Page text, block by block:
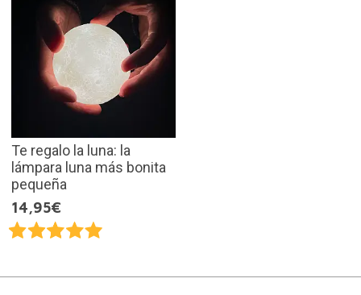
Te regalo la luna: la
lámpara luna más bonita
pequeña
14,95€